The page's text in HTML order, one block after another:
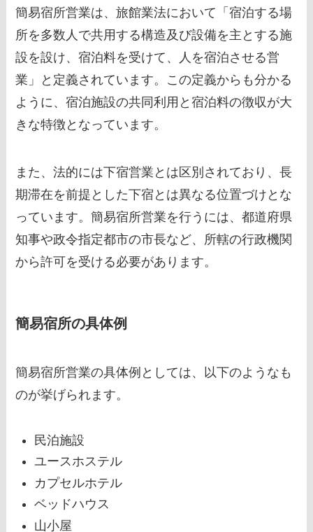
簡易宿所営業は、旅館業法において「宿泊する場
所を多数人で共用する構造及び設備を主とする施
設を設け、宿泊料を受けて、人を宿泊させる営
業」と定義されています。この定義からも分かる
ように、宿泊施設の共同利用と宿泊料の徴収が大
きな特徴となっています。
また、法的には下宿営業とは区別されており、長
期滞在を前提とした下宿とは異なる位置づけとな
っています。簡易宿所営業を行うには、都道府県
知事や政令指定都市の市長など、所轄の行政機関
から許可を受ける必要があります。
簡易宿所の具体例
簡易宿所営業の具体例としては、以下のようなも
のが挙げられます。
民泊施設
ユースホステル
カプセルホテル
ベッドハウス
山小屋